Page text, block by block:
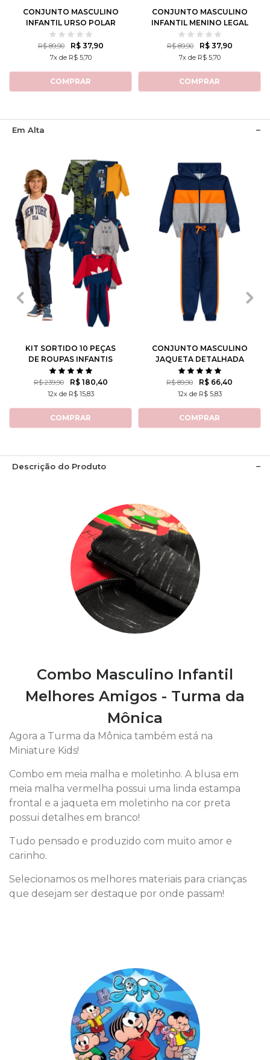
CONJUNTO MASCULINO
INFANTIL URSO POLAR
R$ 89,90 R$ 37,90
7x de R$ 5,70
COMPRAR
CONJUNTO MASCULINO
INFANTIL MENINO LEGAL
R$ 89,90 R$ 37,90
7x de R$ 5,70
COMPRAR
Em Alta
2
8 12
KIT SORTIDO 10 PEÇAS
DE ROUPAS INFANTIS
MASCULINO INVERNO - 5
CASACOS + 5 CALÇAS
R$ 239,90 R$ 180,40
12x de R$ 15,83
COMPRAR
3 4
CONJUNTO MASCULINO
JAQUETA DETALHADA
R$ 89,90 R$ 66,40
12x de R$ 5,83
COMPRAR
Descrição do Produto
Combo Masculino Infantil
Melhores Amigos - Turma da
Mônica
Agora a Turma da Mônica também está na
Miniature Kids!
Combo em meia malha e moletinho. A blusa em
meia malha vermelha possui uma linda estampa
frontal e a jaqueta em moletinho na cor preta
possui detalhes em branco!
Tudo pensado e produzido com muito amor e
carinho.
Selecionamos os melhores materiais para crianças
que desejam ser destaque por onde passam!